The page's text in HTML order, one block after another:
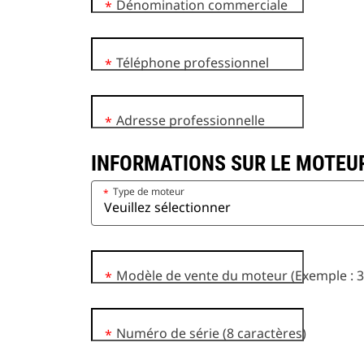
Dénomination commerciale
*
Téléphone professionnel
*
Adresse professionnelle
*
INFORMATIONS SUR LE
Type de moteur
*
Modèle de vente du moteur (Exemple :
*
Numéro de série (8 caractères)
*